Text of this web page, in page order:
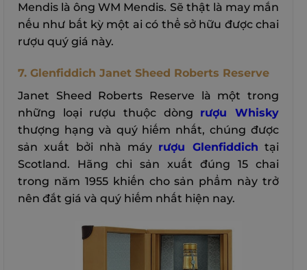
Mendis là ông WM Mendis. Sẽ thật là may mắn
nếu như bất kỳ một ai có thể sở hữu được chai
rượu quý giá này.
7. Glenfiddich Janet Sheed Roberts Reserve
Janet Sheed Roberts Reserve là một trong
những loại rượu thuộc dòng rượu Whisky
thượng hạng và quý hiếm nhất, chúng được
sản xuất bởi nhà máy rượu Glenfiddich tại
Scotland. Hãng chỉ sản xuất đúng 15 chai
trong năm 1955 khiến cho sản phẩm này trở
nên đắt giá và quý hiếm nhất hiện nay.